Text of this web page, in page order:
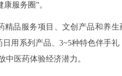
服务圈”。
精品服务项目、文创产品和养生
用系列产品、3~5种特色伴手礼
医药体验经济潜力。